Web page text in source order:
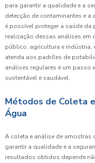
para garantir a qualidade e a
detecção de contaminantes e
é possível proteger a saúde
realização dessas análises em
público, agricultura e indústria,
atenda aos padrões de
análises regulares é um passo
sustentável e saudável.
Métodos de Coleta
Água
A coleta e análise de amostras
garantir a qualidade e a
resultados obtidos depende